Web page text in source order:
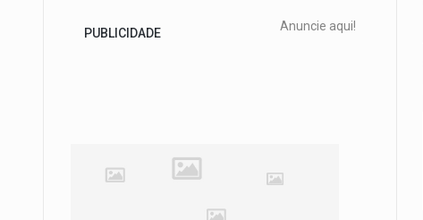
PUBLICIDADE Anuncie aqui!